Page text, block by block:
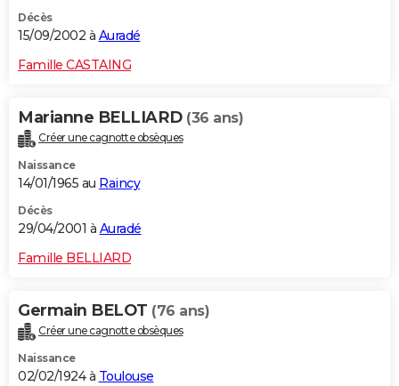
Décès
15/09/2002 à Auradé
Famille CASTAING
Marianne BELLIARD (36 ans)
Créer une cagnotte obsèques
Naissance
14/01/1965 au Raincy
Décès
29/04/2001 à Auradé
Famille BELLIARD
Germain BELOT (76 ans)
Créer une cagnotte obsèques
Naissance
02/02/1924 à Toulouse